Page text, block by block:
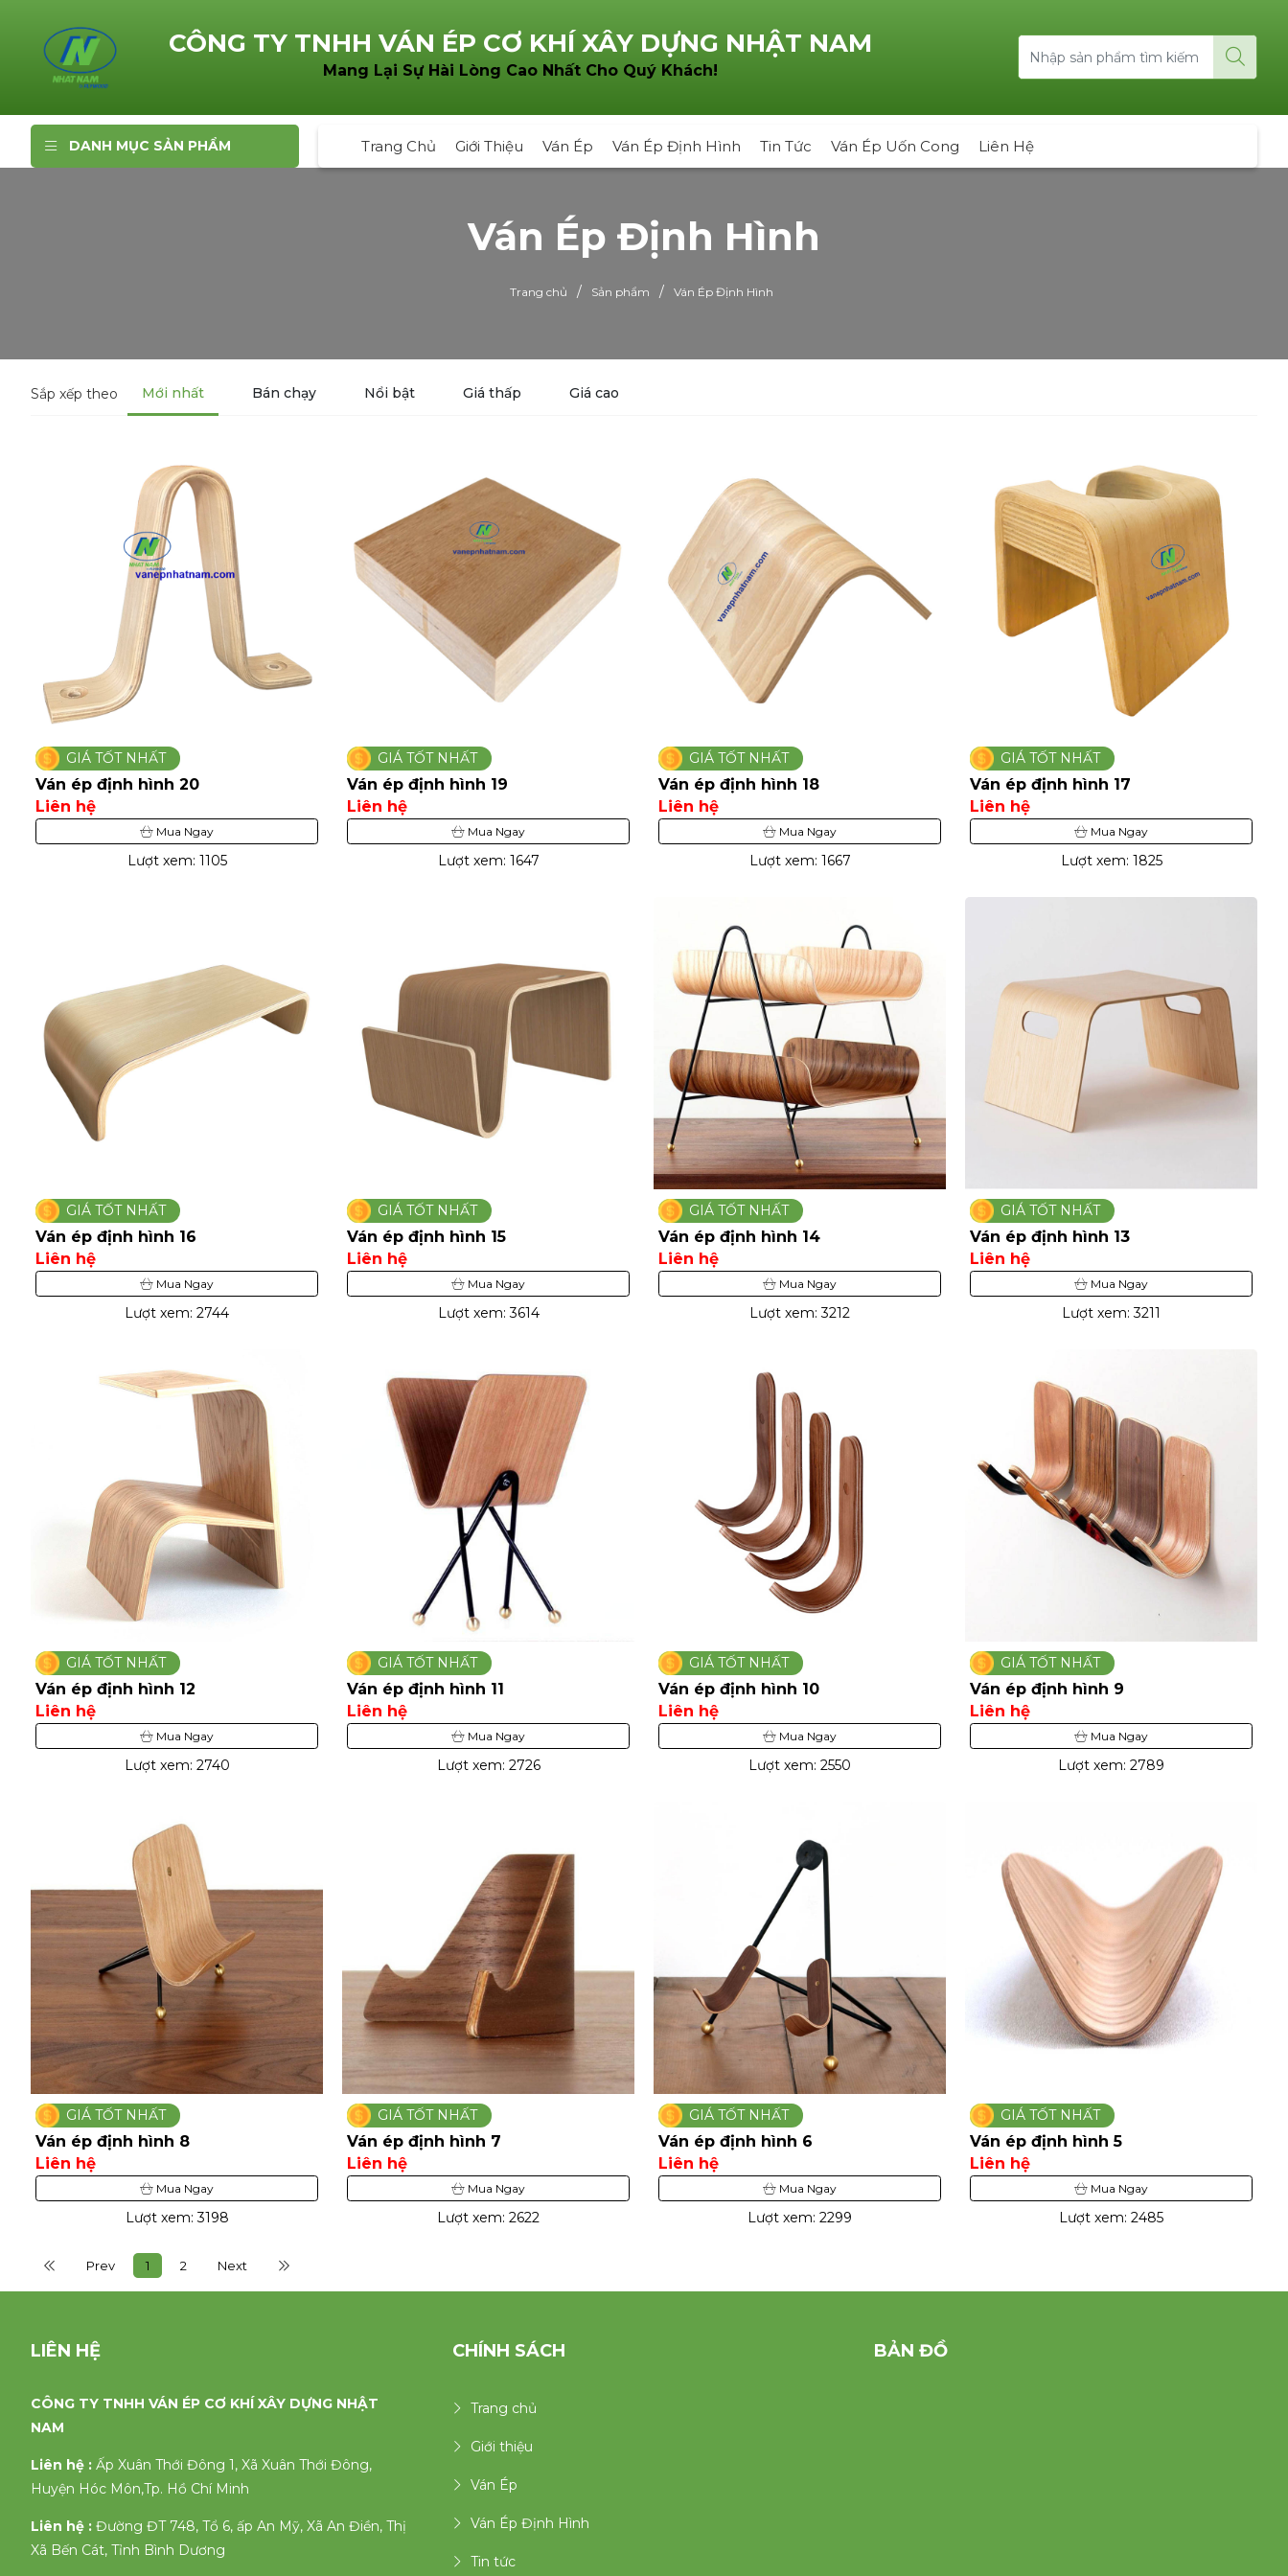
CÔNG TY TNHH VÁN ÉP CƠ KHÍ XÂY DỰNG NHẬT NAM
Mang Lại Sự Hài Lòng Cao Nhất Cho Quý Khách!
DANH MỤC SẢN PHẨM Trang Chủ Giới Thiệu Ván Ép Ván Ép Định Hình Tin Tức Ván Ép Uốn Cong Liên Hệ
Ván Ép Định Hình
Trang chủ / Sản phẩm / Ván Ép Định Hình
Sắp xếp theo Mới nhất Bán chạy Nổi bật Giá thấp Giá cao
GIÁ TỐT NHẤT
Ván ép định hình 20
Liên hệ
Mua Ngay
Lượt xem: 1105
GIÁ TỐT NHẤT
Ván ép định hình 19
Liên hệ
Mua Ngay
Lượt xem: 1647
GIÁ TỐT NHẤT
Ván ép định hình 18
Liên hệ
Mua Ngay
Lượt xem: 1667
GIÁ TỐT NHẤT
Ván ép định hình 17
Liên hệ
Mua Ngay
Lượt xem: 1825
GIÁ TỐT NHẤT
Ván ép định hình 16
Liên hệ
Mua Ngay
Lượt xem: 2744
GIÁ TỐT NHẤT
Ván ép định hình 15
Liên hệ
Mua Ngay
Lượt xem: 3614
GIÁ TỐT NHẤT
Ván ép định hình 14
Liên hệ
Mua Ngay
Lượt xem: 3212
GIÁ TỐT NHẤT
Ván ép định hình 13
Liên hệ
Mua Ngay
Lượt xem: 3211
GIÁ TỐT NHẤT
Ván ép định hình 12
Liên hệ
Mua Ngay
Lượt xem: 2740
GIÁ TỐT NHẤT
Ván ép định hình 11
Liên hệ
Mua Ngay
Lượt xem: 2726
GIÁ TỐT NHẤT
Ván ép định hình 10
Liên hệ
Mua Ngay
Lượt xem: 2550
GIÁ TỐT NHẤT
Ván ép định hình 9
Liên hệ
Mua Ngay
Lượt xem: 2789
GIÁ TỐT NHẤT
Ván ép định hình 8
Liên hệ
Mua Ngay
Lượt xem: 3198
GIÁ TỐT NHẤT
Ván ép định hình 7
Liên hệ
Mua Ngay
Lượt xem: 2622
GIÁ TỐT NHẤT
Ván ép định hình 6
Liên hệ
Mua Ngay
Lượt xem: 2299
GIÁ TỐT NHẤT
Ván ép định hình 5
Liên hệ
Mua Ngay
Lượt xem: 2485
Prev 1 2 Next
LIÊN HỆ
CÔNG TY TNHH VÁN ÉP CƠ KHÍ XÂY DỰNG NHẬT
NAM
Liên hệ : Ấp Xuân Thới Đông 1, Xã Xuân Thới Đông,
Huyện Hóc Môn,Tp. Hồ Chí Minh
Liên hệ : Đường ĐT 748, Tổ 6, ấp An Mỹ, Xã An Điền, Thị
Xã Bến Cát, Tỉnh Bình Dương
CHÍNH SÁCH
Trang chủ
Giới thiệu
Ván Ép
Ván Ép Định Hình
Tin tức
BẢN ĐỒ